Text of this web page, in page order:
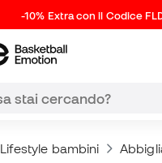
-10% Extra con il Codice
Lifestyle bambini